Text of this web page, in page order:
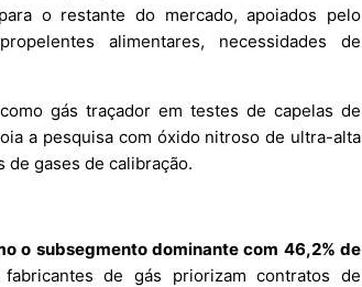
o restante do mercado, apoiados pelo
alimentares, necessidades de
gás traçador em testes de capelas de
a pesquisa com óxido nitroso de ultra-alta
de gases de calibração.
o subsegmento dominante com 46,2% de
de gás priorizam contratos de